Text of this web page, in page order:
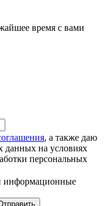
время с вами
, а также даю
данных на условиях
персональных
информационные